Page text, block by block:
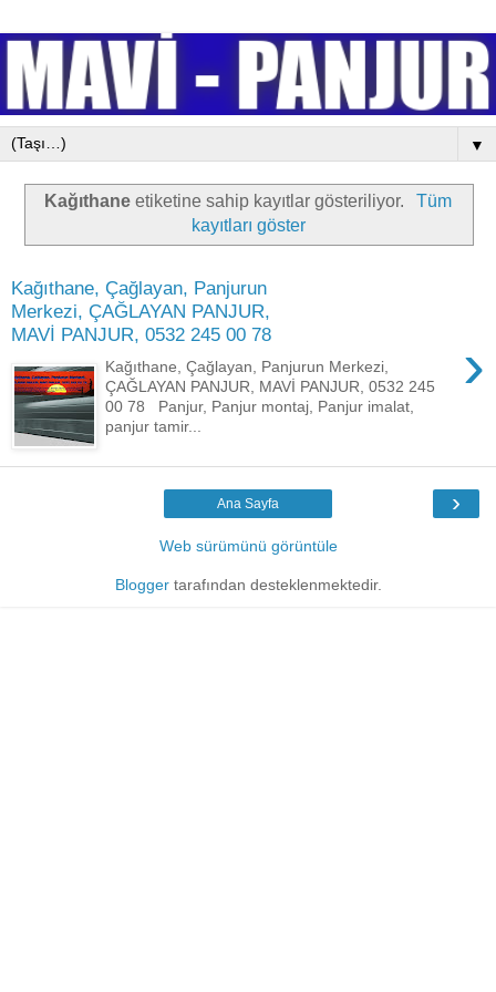
▼
Kağıthane etiketine sahip kayıtlar gösteriliyor.
Tüm
kayıtları göster
Kağıthane, Çağlayan, Panjurun
Merkezi, ÇAĞLAYAN PANJUR,
MAVİ PANJUR, 0532 245 00 78
›
Kağıthane, Çağlayan, Panjurun Merkezi,
ÇAĞLAYAN PANJUR, MAVİ PANJUR, 0532 245
00 78 Panjur, Panjur montaj, Panjur imalat,
panjur tamir...
›
Ana Sayfa
Web sürümünü görüntüle
Bloggertarafından desteklenmektedir.